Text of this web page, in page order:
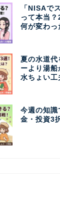
「NISAで
って本当
何が変わっ
夏の水道代
ーより湯
水ちょい工
今週の知識
金・投資3